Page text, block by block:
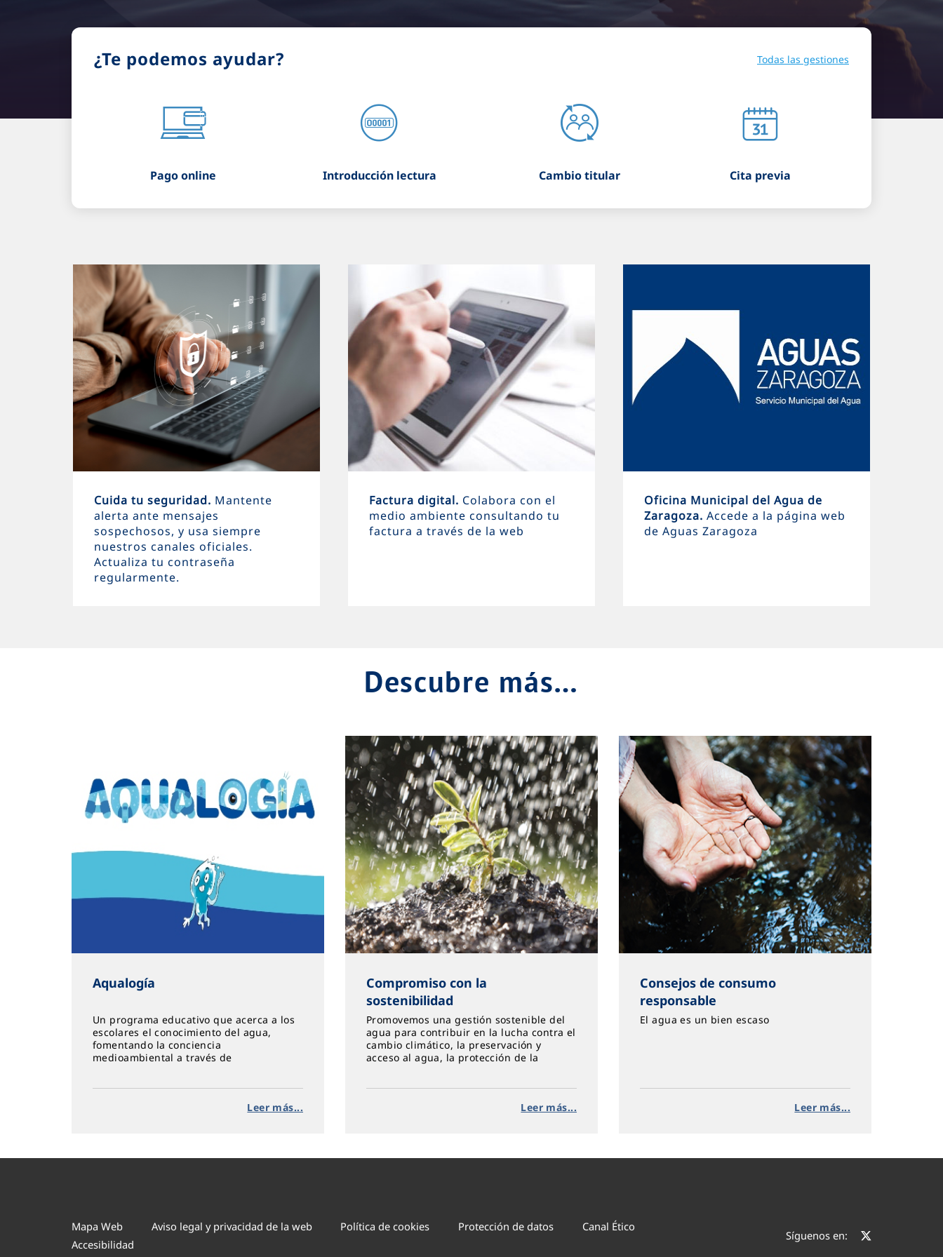
¿Te podemos ayudar? Todas las gestiones
Pago online Introducción lectura Cambio titular Cita previa
Cuida tu seguridad. Mantente
alerta ante mensajes
sospechosos, y usa siempre
nuestros canales oficiales.
Actualiza tu contraseña
regularmente.
Factura digital. Colabora con el
medio ambiente consultando tu
factura a través de la web
Oficina Municipal del Agua de
Zaragoza. Accede a la página web
de Aguas Zaragoza
Descubre más…
Aqualogía
Un programa educativo que acerca a los
escolares el conocimiento del agua,
fomentando la conciencia
medioambiental a través de
Leer más...
Compromiso con la
sostenibilidad
Promovemos una gestión sostenible del
agua para contribuir en la lucha contra el
cambio climático, la preservación y
acceso al agua, la protección de la
Leer más...
Consejos de consumo
responsable
El agua es un bien escaso
Leer más...
Mapa Web Aviso legal y privacidad de la web Política de cookies Protección de datos
Canal Ético
Accesibilidad
Síguenos en: